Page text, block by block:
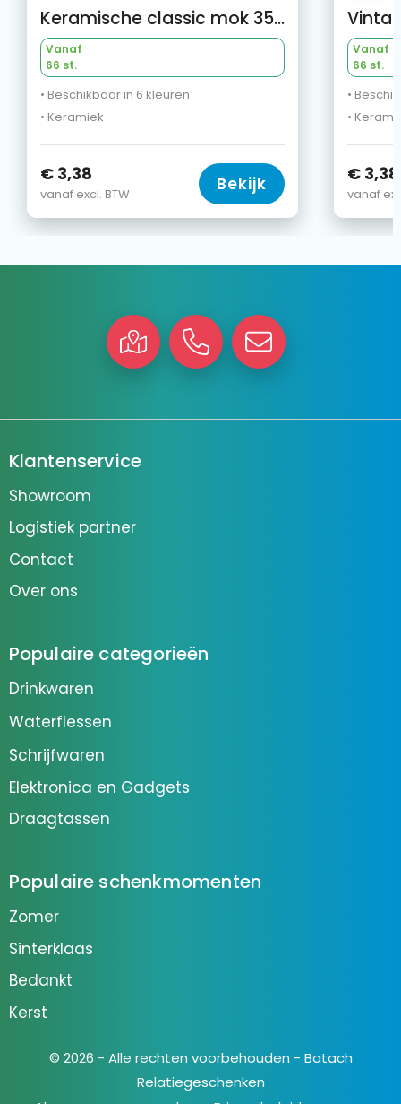
Keramische classic mok 350 ml
Vanaf
66 st.
• Beschikbaar in 6 kleuren
• Keramiek
€ 3,38
vanaf excl. BTW Bekijk
Vanaf
66 st.
•
•
€ 3,38
vanaf
Klantenservice
Showroom
Logistiek partner
Contact
Over ons
Populaire categorieën
Drinkwaren
Waterflessen
Schrijfwaren
Elektronica en Gadgets
Draagtassen
Populaire schenkmomenten
Zomer
Sinterklaas
Bedankt
Kerst
© 2026 - Alle rechten voorbehouden - Batach
Relatiegeschenken